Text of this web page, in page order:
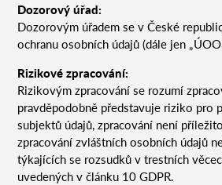
Dozorový úřad:
Dozorovým úřadem se v České
ochranu osobních údajů (dále jen
Rizikové zpracování:
Rizikovým zpracování se rozumí
pravděpodobně představuje riziko pro
subjektů údajů, zpracování není
zpracování zvláštních osobních údajů
týkajících se rozsudků v trestních
uvedených v článku 10 GDPR.